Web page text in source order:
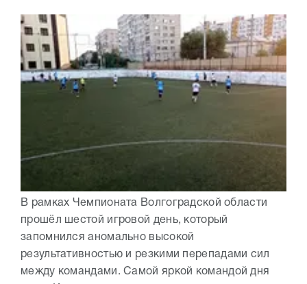
В рамках Чемпионата Волгоградской области
прошёл шестой игровой день, который
запомнился аномально высокой
результативностью и резкими перепадами сил
между командами. Самой яркой командой дня